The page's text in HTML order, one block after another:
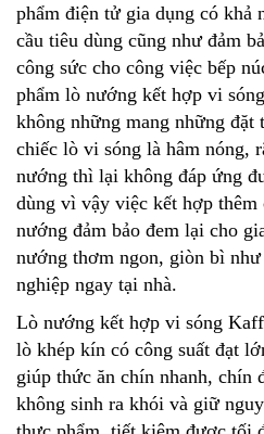
phẩm điện tử gia dụng có khả
cầu tiêu dùng cũng như đảm
công sức cho công việc bếp
phẩm lò nướng kết hợp vi
không những mang những đặt
chiếc lò vi sóng là hâm nóng,
nướng thì lại không đáp ứng
dùng vì vậy việc kết hợp
nướng đảm bảo đem lại cho
nướng thơm ngon, giòn bì như
nghiệp ngay tại nhà.
Lò nướng kết hợp vi sóng
lò khép kín có công suất đạt
giúp thức ăn chín nhanh, chín
không sinh ra khói và giữ